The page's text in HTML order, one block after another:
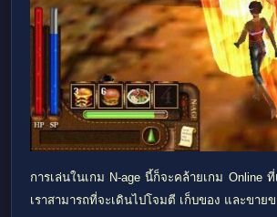
การเล่นในเกม N-age นี้ก็จะคล้ายเกม Online
เราสามารถที่จะเดินไปโจมตี เก็บของ และขาย